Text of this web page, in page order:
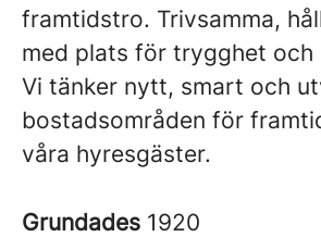
framtidstro. Trivsamma,
med plats för trygghet och
Vi tänker nytt, smart och
bostadsområden för
våra hyresgäster.
Grundades 1920